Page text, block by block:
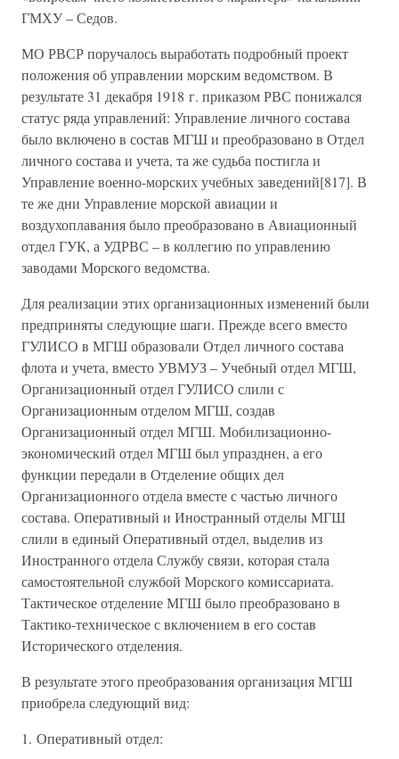
ГМХУ – Седов.
МО РВСР поручалось выработать подробный проект
положения об управлении морским ведомством. В
результате 31 декабря 1918 г. приказом РВС понижался
статус ряда управлений: Управление личного состава
было включено в состав МГШ и преобразовано в Отдел
личного состава и учета, та же судьба постигла и
Управление военно-морских учебных заведений[817]. В
те же дни Управление морской авиации и
воздухоплавания было преобразовано в Авиационный
отдел ГУК, а УДРВС – в коллегию по управлению
заводами Морского ведомства.
Для реализации этих организационных изменений были
предприняты следующие шаги. Прежде всего вместо
ГУЛИСО в МГШ образовали Отдел личного состава
флота и учета, вместо УВМУЗ – Учебный отдел МГШ,
Организационный отдел ГУЛИСО слили с
Организационным отделом МГШ, создав
Организационный отдел МГШ. Мобилизационно-
экономический отдел МГШ был упразднен, а его
функции передали в Отделение общих дел
Организационного отдела вместе с частью личного
состава. Оперативный и Иностранный отделы МГШ
слили в единый Оперативный отдел, выделив из
Иностранного отдела Службу связи, которая стала
самостоятельной службой Морского комиссариата.
Тактическое отделение МГШ было преобразовано в
Тактико-техническое с включением в его состав
Исторического отделения.
В результате этого преобразования организация МГШ
приобрела следующий вид:
1. Оперативный отдел: